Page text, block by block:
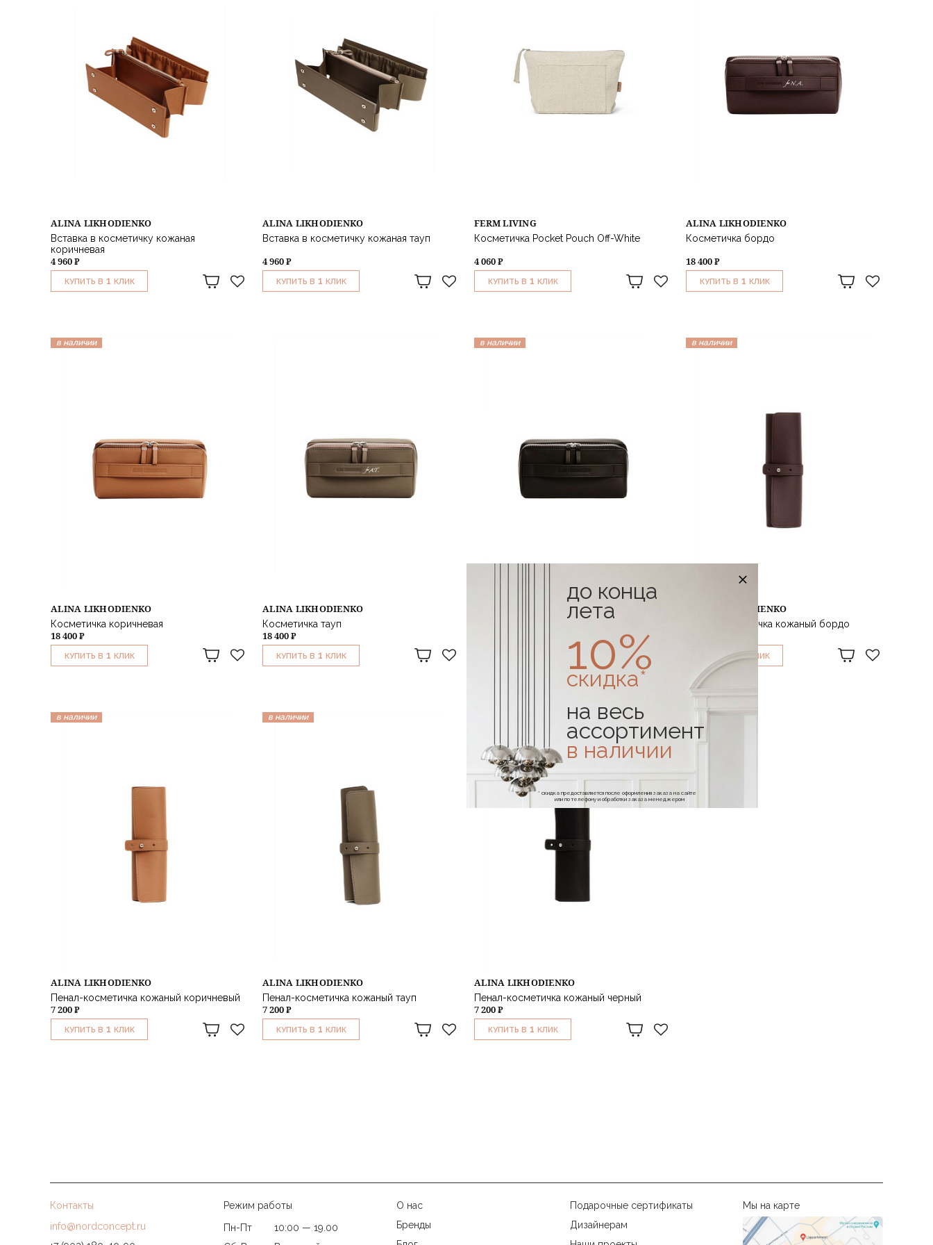
ALINA LIKHODIENKO
Вставка в косметичку кожаная
коричневая
4 960 ₽
КУПИТЬ В 1 КЛИК
ALINA LIKHODIENKO
Вставка в косметичку кожаная тауп
4 960 ₽
КУПИТЬ В 1 КЛИК
FERM LIVING
Косметичка Pocket Pouch Off-White
4 060 ₽
КУПИТЬ В 1 КЛИК
ALINA LIKHODIENKO
Косметичка бордо
18 400 ₽
КУПИТЬ В 1 КЛИК
в наличии
ALINA LIKHODIENKO
Косметичка коричневая
18 400 ₽
КУПИТЬ В 1 КЛИК
ALINA LIKHODIENKO
Косметичка тауп
18 400 ₽
КУПИТЬ В 1 КЛИК
в наличии
ALINA LIKHODIENKO
в наличии
ALINA LIKHODIENKO
Пенал-косметичка кожаный бордо
КУПИТЬ В КЛИК
в наличии
ALINA LIKHODIENKO
Пенал-косметичка кожаный коричневый
7 200 ₽
КУПИТЬ В 1 КЛИК
в наличии
ALINA LIKHODIENKO
Пенал-косметичка кожаный тауп
7 200 ₽
КУПИТЬ В 1 КЛИК
ALINA LIKHODIENKO
Пенал-косметичка кожаный черный
7 200 ₽
КУПИТЬ В 1 КЛИК
до конца
лета
10%
скидка*
на весь
ассортимент
в наличии
* скидка предоставляется после оформления заказа на сайте
или по телефону и обработки заказа менеджером
Контакты
info@nordconcept.ru
Режим работы
Пн-Пт
10:00 — 19.00
Мы на карте
О нас
Подарочные сертификаты
Бренды
Дизайнерам